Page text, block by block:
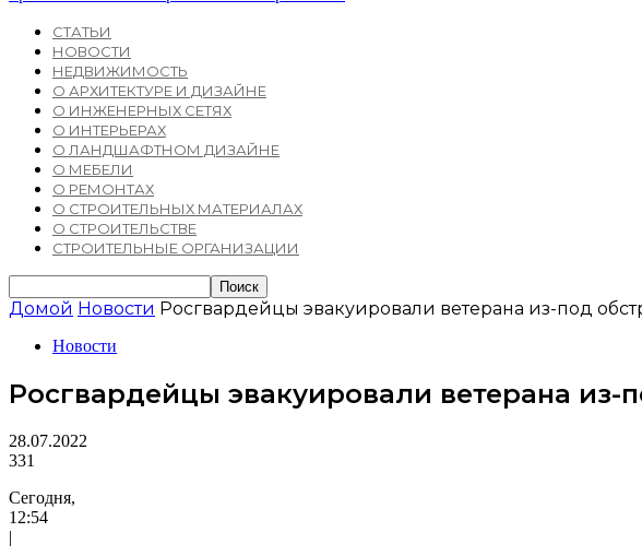
СТАТЬИ
НОВОСТИ
НЕДВИЖИМОСТЬ
О АРХИТЕКТУРЕ И ДИЗАЙНЕ
О ИНЖЕНЕРНЫХ СЕТЯХ
О ИНТЕРЬЕРАХ
О ЛАНДШАФТНОМ ДИЗАЙНЕ
О МЕБЕЛИ
О РЕМОНТАХ
О СТРОИТЕЛЬНЫХ МАТЕРИАЛАХ
О СТРОИТЕЛЬСТВЕ
СТРОИТЕЛЬНЫЕ ОРГАНИЗАЦИИ
Домой Новости Росгвардейцы эвакуировали ветерана из-под
Новости
Росгвардейцы эвакуировали ветерана из-
28.07.2022
331
Сегодня,
12:54
|